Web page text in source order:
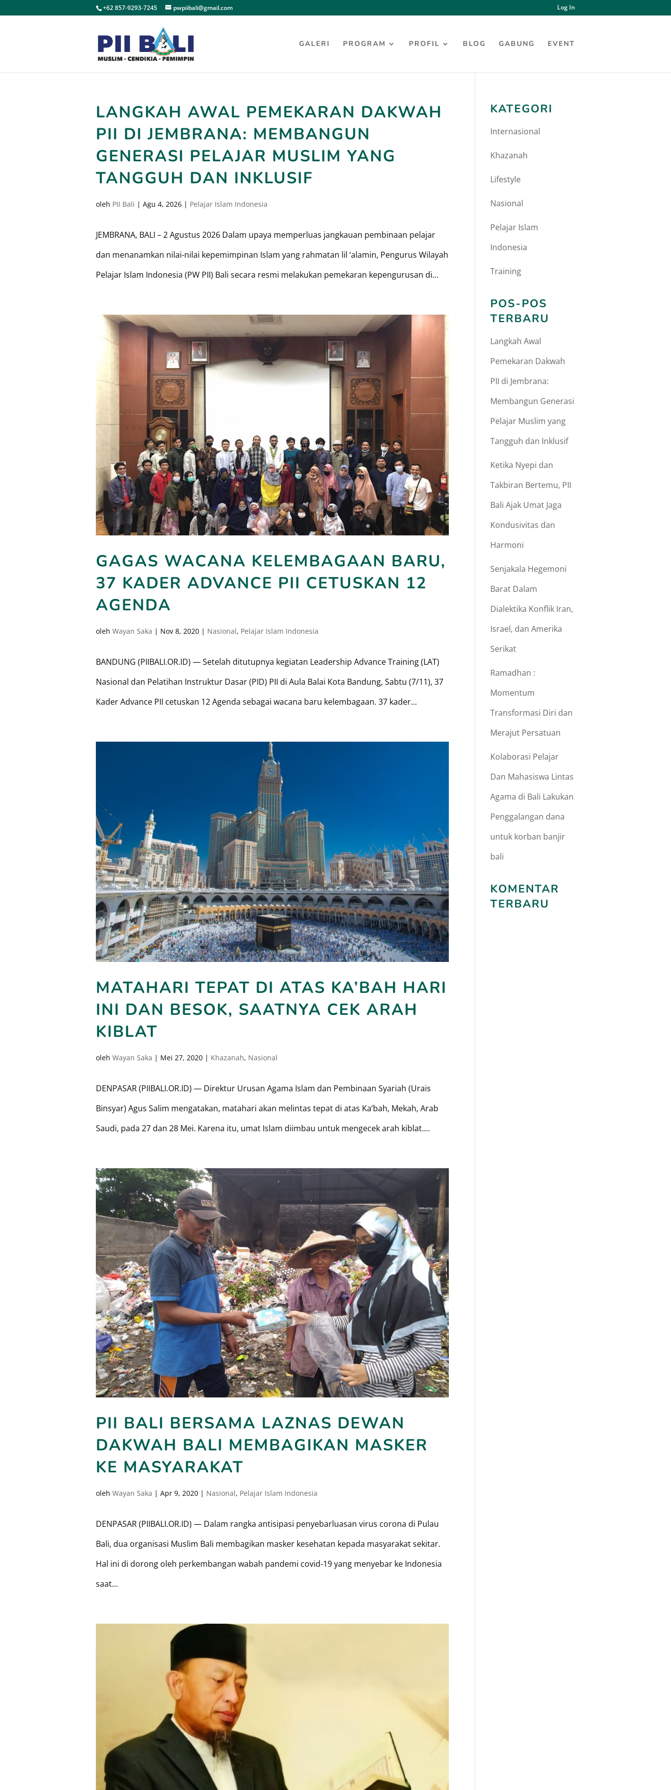
+62 857-9293-7245 pwpiibali@gmail.com Log In
GALERI PROGRAM PROFIL BLOG GABUNG EVENT
LANGKAH AWAL PEMEKARAN DAKWAH
PII DI JEMBRANA: MEMBANGUN
GENERASI PELAJAR MUSLIM YANG
TANGGUH DAN INKLUSIF
oleh PII Bali | Agu 4, 2026 | Pelajar Islam Indonesia
JEMBRANA, BALI – 2 Agustus 2026 Dalam upaya memperluas jangkauan pembinaan pelajar
dan menanamkan nilai-nilai kepemimpinan Islam yang rahmatan lil ‘alamin, Pengurus Wilayah
Pelajar Islam Indonesia (PW PII) Bali secara resmi melakukan pemekaran kepengurusan di...
GAGAS WACANA KELEMBAGAAN BARU,
37 KADER ADVANCE PII CETUSKAN 12
AGENDA
oleh Wayan Saka | Nov 8, 2020 | Nasional, Pelajar Islam Indonesia
BANDUNG (PIIBALI.OR.ID) — Setelah ditutupnya kegiatan Leadership Advance Training (LAT)
Nasional dan Pelatihan Instruktur Dasar (PID) PII di Aula Balai Kota Bandung, Sabtu (7/11), 37
Kader Advance PII cetuskan 12 Agenda sebagai wacana baru kelembagaan. 37 kader...
MATAHARI TEPAT DI ATAS KA’BAH HARI
INI DAN BESOK, SAATNYA CEK ARAH
KIBLAT
oleh Wayan Saka | Mei 27, 2020 | Khazanah, Nasional
DENPASAR (PIIBALI.OR.ID) — Direktur Urusan Agama Islam dan Pembinaan Syariah (Urais
Binsyar) Agus Salim mengatakan, matahari akan melintas tepat di atas Ka’bah, Mekah, Arab
Saudi, pada 27 dan 28 Mei. Karena itu, umat Islam diimbau untuk mengecek arah kiblat....
PII BALI BERSAMA LAZNAS DEWAN
DAKWAH BALI MEMBAGIKAN MASKER
KE MASYARAKAT
oleh Wayan Saka | Apr 9, 2020 | Nasional, Pelajar Islam Indonesia
DENPASAR (PIIBALI.OR.ID) — Dalam rangka antisipasi penyebarluasan virus corona di Pulau
Bali, dua organisasi Muslim Bali membagikan masker kesehatan kepada masyarakat sekitar.
Hal ini di dorong oleh perkembangan wabah pandemi covid-19 yang menyebar ke Indonesia
saat...
KATEGORI
Internasional
Khazanah
Lifestyle
Nasional
Pelajar Islam
Indonesia
Training
POS-POS
TERBARU
Langkah Awal
Pemekaran Dakwah
PII di Jembrana:
Membangun Generasi
Pelajar Muslim yang
Tangguh dan Inklusif
Ketika Nyepi dan
Takbiran Bertemu, PII
Bali Ajak Umat Jaga
Kondusivitas dan
Harmoni
Senjakala Hegemoni
Barat Dalam
Dialektika Konflik Iran,
Israel, dan Amerika
Serikat
Ramadhan :
Momentum
Transformasi Diri dan
Merajut Persatuan
Kolaborasi Pelajar
Dan Mahasiswa Lintas
Agama di Bali Lakukan
Penggalangan dana
untuk korban banjir
bali
KOMENTAR
TERBARU